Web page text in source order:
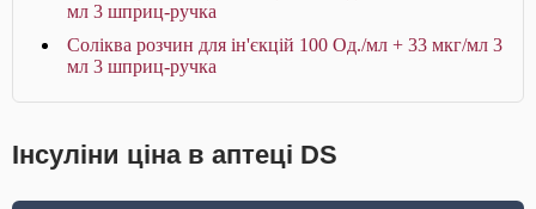
мл 3 шприц-ручка
Соліква розчин для ін'єкцій 100 Од./мл + 33 мкг/мл 3
мл 3 шприц-ручка
Інсуліни ціна в аптеці DS